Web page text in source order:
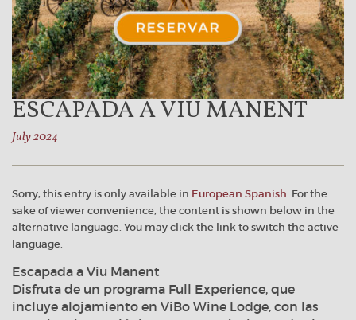
ESCAPADA A VIU MANENT
July 2024
Sorry, this entry is only available in European Spanish. For the
sake of viewer convenience, the content is shown below in the
alternative language. You may click the link to switch the active
language.
Escapada a Viu Manent
Disfruta de un programa Full Experience, que
incluye alojamiento en ViBo Wine Lodge, con las